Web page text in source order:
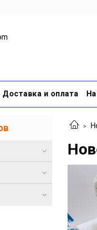
Доставка и оплата